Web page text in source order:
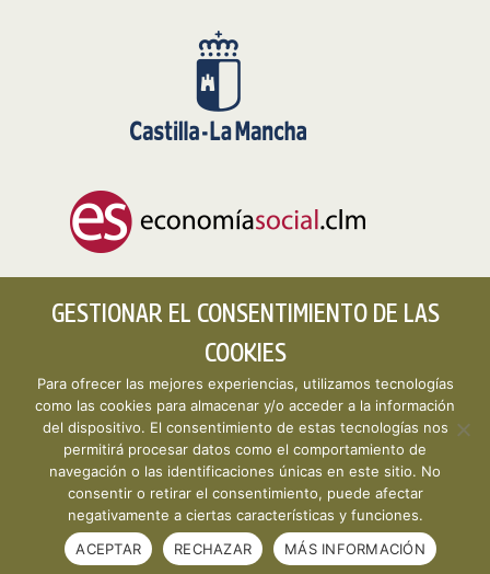
Copyright © 2026 CLMESTAT :: Portal Estadístico de la
Economía Social de Castilla-La Mancha ·Aviso legal y
política de privacidad·Política de cookies · Desarrollo
web:Visualco
GESTIONAR EL CONSENTIMIENTO DE LAS
COOKIES
Para ofrecer las mejores experiencias, utilizamos tecnologías
como las cookies para almacenar y/o acceder a la información
del dispositivo. El consentimiento de estas tecnologías nos
permitirá procesar datos como el comportamiento de
navegación o las identificaciones únicas en este sitio. No
consentir o retirar el consentimiento, puede afectar
negativamente a ciertas características y funciones.
ACEPTAR
RECHAZAR MÁS INFORMACIÓN